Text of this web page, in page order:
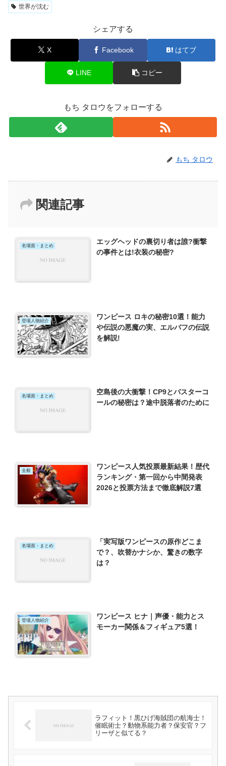
世界が沈む
シェアする
X Facebook はてブ
LINE コピー
もち タロウをフォローする
もち タロウ
関連記事
名場面・まとめ
エッグヘッドの裏切り者は誰?衝撃
の事件とは!衣装の秘密?
登場人物紹介
ワンピース ロキの秘密10選！能力
や伝説の悪魔の実、エルバフの伝説
を解説!
名場面・まとめ
空島後の大衝撃！CP9とバスターコ
ールの秘密は？途中脱落者のために
全般
ワンピース人気投票最新結果！歴代
ランキング・第一回から中間発表
2026と投票方法まで徹底解説7選
名場面・まとめ
「実写版ワンピースの原作どこま
で？、吹替かナシか、驚きの数字
は？
登場人物紹介
ワンピース ヒナ｜声優・能力とス
モーカー関係＆フィギュア5選！
ラフィット！黒ひげ海賊団の航海士！
催眠術士？動物系能力者？保安官？フ
リーザと似てる？